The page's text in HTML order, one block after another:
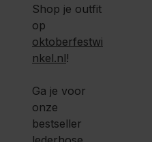
Shop je outfit
op
oktoberfestwi
nkel.nl!
Ga je voor
onze
bestseller